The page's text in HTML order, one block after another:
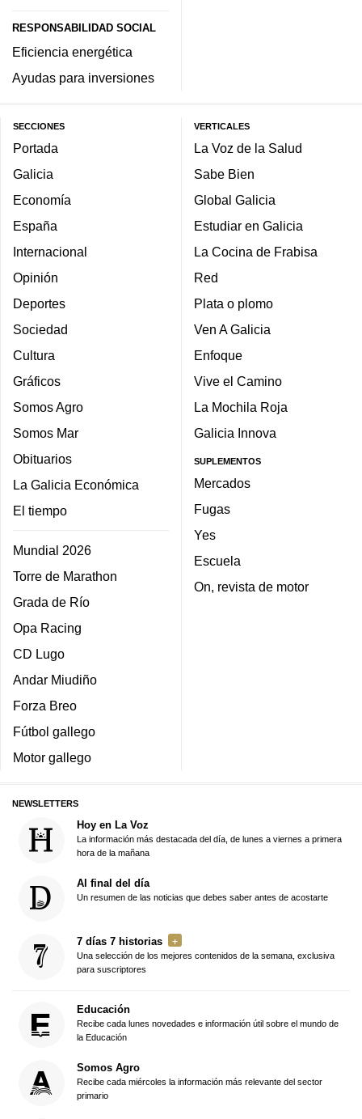
RESPONSABILIDAD SOCIAL
Eficiencia energética
Ayudas para inversiones
SECCIONES
Portada
Galicia
Economía
España
Internacional
Opinión
Deportes
Sociedad
Cultura
Gráficos
Somos Agro
Somos Mar
Obituarios
La Galicia Económica
El tiempo
Mundial 2026
Torre de Marathon
Grada de Río
Opa Racing
CD Lugo
Andar Miudiño
Forza Breo
Fútbol gallego
Motor gallego
VERTICALES
La Voz de la Salud
Sabe Bien
Global Galicia
Estudiar en Galicia
La Cocina de Frabisa
Red
Plata o plomo
Ven A Galicia
Enfoque
Vive el Camino
La Mochila Roja
Galicia Innova
SUPLEMENTOS
Mercados
Fugas
Yes
Escuela
On, revista de motor
NEWSLETTERS
Hoy en La Voz
La información más destacada del día, de lunes a viernes a primera
hora de la mañana
Al final del día
Un resumen de las noticias que debes saber antes de acostarte
7 días 7 historias
Una selección de los mejores contenidos de la semana, exclusiva
para suscriptores
Educación
Recibe cada lunes novedades e información útil sobre el mundo de
la Educación
Somos Agro
Recibe cada miércoles la información más relevante del sector
primario